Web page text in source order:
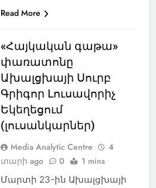
Read More
«Հայկական գաթա»
փառատոնը
Ախալցխայի Սուրբ
Գրիգոր Լուսավորիչ
Եկեղեցում
(լուսանկարներ)
Media Analytic Centre
4
տարի ago
0 1 mins
Մարտի 23-ին Ախալցխայի